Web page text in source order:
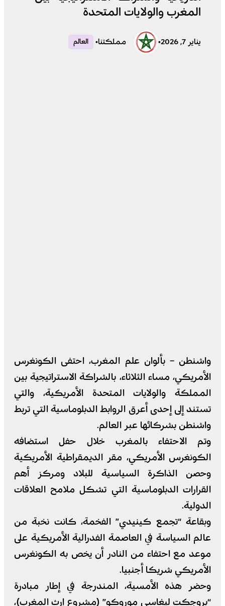
المغرب والولايات المتحدة
يناير 7, 2026 • مملكتنا• العالم
واشنطن – بألوان علم المغرب، احتفى الكونغرس
الأمريكي، مساء الثلاثاء، بالشراكة الاستراتيجية بين
المملكة والولايات المتحدة الأمريكية، والتي
تستند إلى إحدى أعرق الروابط الدبلوماسية التي تربط
واشنطن بشركائها عبر العالم.
وتم الاحتفاء بالمغرب خلال حفل استضافه
الكونغرس الأمريكي، مقر الديمقراطية الأمريكية
وحصن الذاكرة السياسية للبلاد ومركز أهم
القرارات الدبلوماسية التي تشكل ملامح العلاقات
الدولية.
وبقاعة “تجمع كينيدي” الفخمة، كانت نخبة من
عالم السياسة في العاصمة الفدرالية الأمريكية على
موعد مع احتفاء من النادر أن يخص به الكونغرس
الأمريكي شريكا أجنبيا.
وحضر هذه الأمسية، المندرجة في إطار مبادرة
“بروجكت ليغاسي موروكو” (مشروع إرث المغرب)،